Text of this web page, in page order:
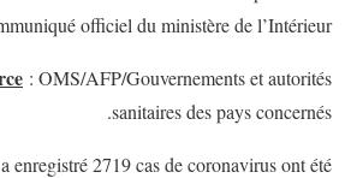
officiel du ministère de l’Intérieur
: OMS/AFP/Gouvernements et autorités
sanitaires des pays concernés.
enregistré 2719 cas de coronavirus ont été